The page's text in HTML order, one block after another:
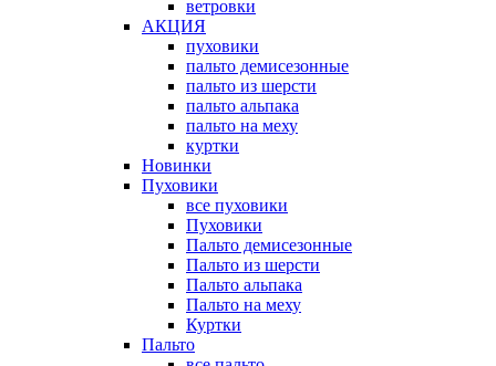
ветровки
АКЦИЯ
пуховики
пальто демисезонные
пальто из шерсти
пальто альпака
пальто на меху
куртки
Новинки
Пуховики
все пуховики
Пуховики
Пальто демисезонные
Пальто из шерсти
Пальто альпака
Пальто на меху
Куртки
Пальто